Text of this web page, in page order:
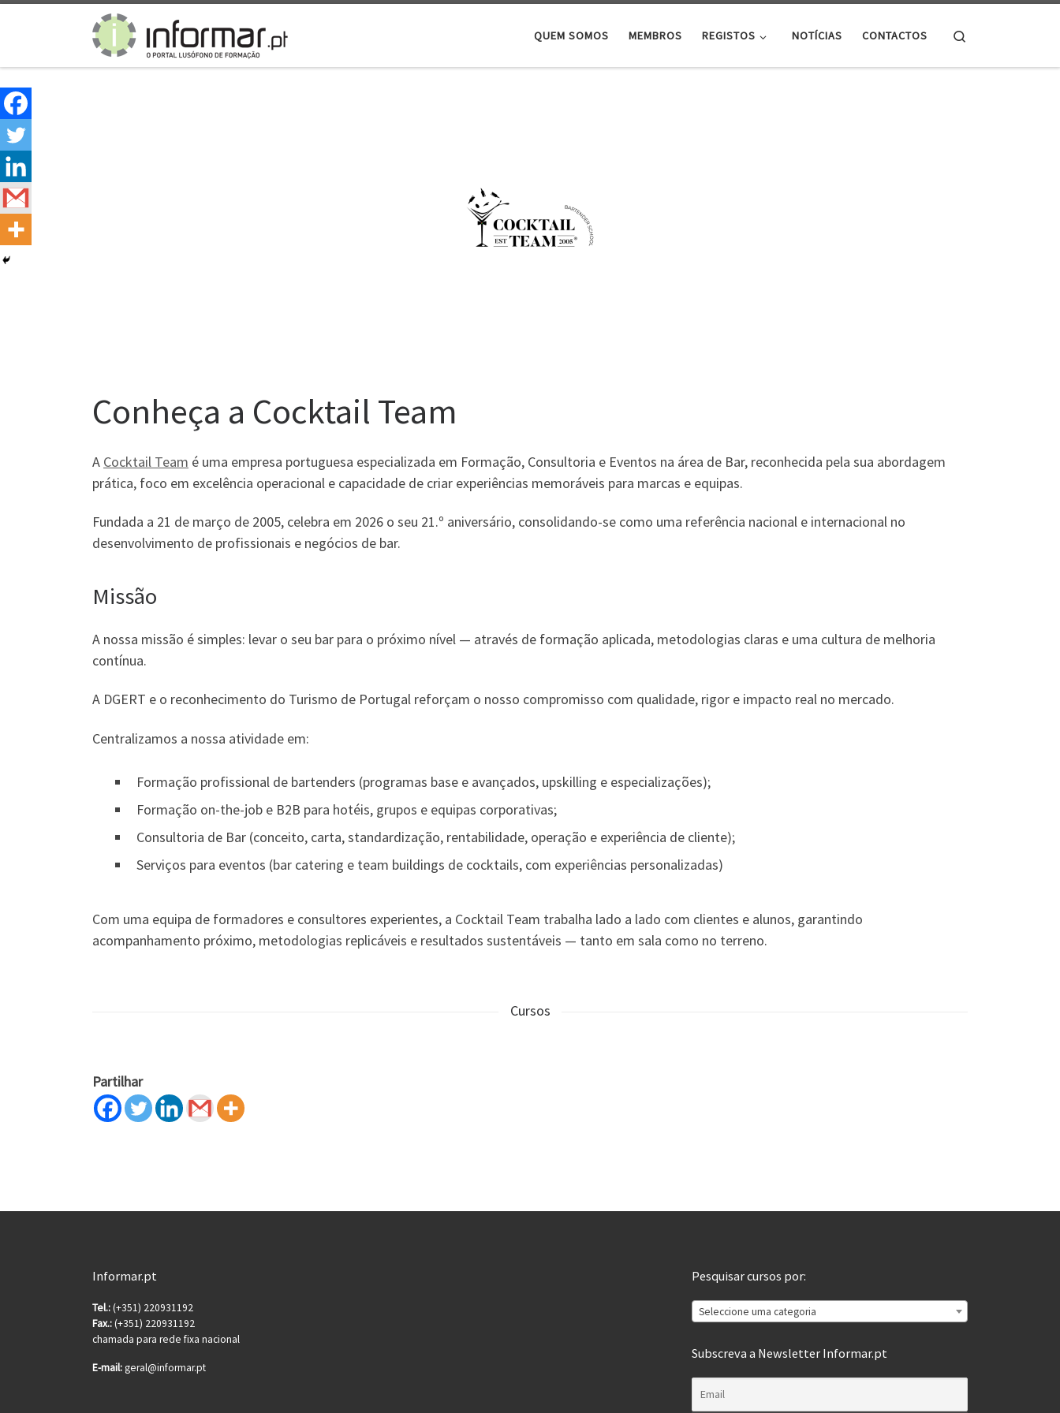
Skip to content
QUEM SOMOS MEMBROS REGISTOS NOTÍCIAS CONTACTOS
Conheça a Cocktail Team
A Cocktail Team é uma empresa portuguesa especializada em Formação, Consultoria e Eventos na área de Bar, reconhecida pela sua abordagem
prática, foco em excelência operacional e capacidade de criar experiências memoráveis para marcas e equipas.
Fundada a 21 de março de 2005, celebra em 2026 o seu 21.º aniversário, consolidando-se como uma referência nacional e internacional no
desenvolvimento de profissionais e negócios de bar.
Missão
A nossa missão é simples: levar o seu bar para o próximo nível — através de formação aplicada, metodologias claras e uma cultura de melhoria
contínua.
A DGERT e o reconhecimento do Turismo de Portugal reforçam o nosso compromisso com qualidade, rigor e impacto real no mercado.
Centralizamos a nossa atividade em:
Formação profissional de bartenders (programas base e avançados, upskilling e especializações);
Formação on-the-job e B2B para hotéis, grupos e equipas corporativas;
Consultoria de Bar (conceito, carta, standardização, rentabilidade, operação e experiência de cliente);
Serviços para eventos (bar catering e team buildings de cocktails, com experiências personalizadas)
Com uma equipa de formadores e consultores experientes, a Cocktail Team trabalha lado a lado com clientes e alunos, garantindo
acompanhamento próximo, metodologias replicáveis e resultados sustentáveis — tanto em sala como no terreno.
Cursos
Partilhar
Informar.pt
Tel.:(+351) 220931192
Fax.:(+351) 220931192
chamada para rede fixa nacional
E-mail:geral@informar.pt
Pesquisar cursos por:
Seleccione uma categoria
Subscreva a Newsletter Informar.pt